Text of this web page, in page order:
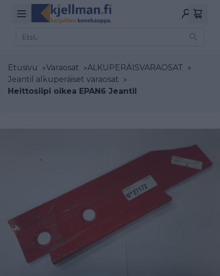
Etusivu >Varaosat >ALKUPERÄISVARAOSAT >
Jeantil alkuperäiset varaosat >
Heittosiipi oikea EPAN6 Jeantil